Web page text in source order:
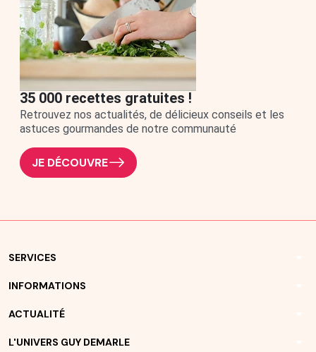
35 000 recettes gratuites !
Retrouvez nos actualités, de délicieux conseils et les
astuces gourmandes de notre communauté
JE DÉCOUVRE
SERVICES
INFORMATIONS
ACTUALITÉ
L'UNIVERS GUY DEMARLE